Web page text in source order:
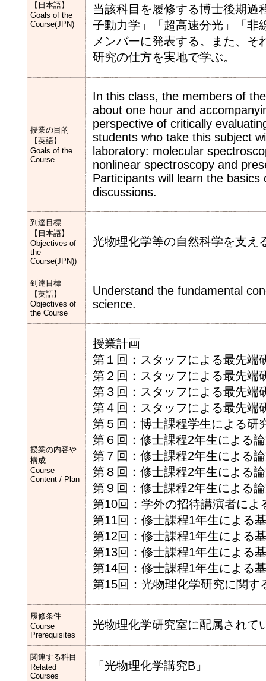
【日本語】
Goals of the
Course(JPN)
当該科目を履修する博士後期過
子動力学」「超高速分光」「非
メンバーに発表する。また、
研究の仕方を実地で学ぶ。
授業の目的
【英語】
Goals of the
Course
In this class, the members of
about one hour and
perspective of critically
students who take this subject
laboratory: molecular
nonlinear spectroscopy and
Participants will learn the
discussions.
到達目標
【日本語】
Objectives of
the
Course(JPN))
光物理化学等の自然科学を支え
到達目標
【英語】
Objectives of
the Course
Understand the fundamental
science.
授業の内容や
構成
Course
Content / Plan
授業計画
第１回：スタッフによる最先
第２回：スタッフによる最先
第３回：スタッフによる最先
第４回：スタッフによる最先
第５回：博士課程学生による研
第６回：修士課程2年生による
第７回：修士課程2年生による
第８回：修士課程2年生による
第９回：修士課程2年生による
第10回：学外の招待講演者によ
第11回：修士課程1年生による
第12回：修士課程1年生による
第13回：修士課程1年生による
第14回：修士課程1年生による
第15回：光物理化学研究に関
履修条件
Course
Prerequisites
光物理化学研究室に配属されて
関連する科目
Related
Courses
「光物理化学講究B」